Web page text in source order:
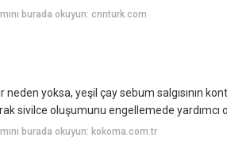
burada okuyun: cnnturk.com
yoksa, yeşil çay sebum salgısının
sivilce oluşumunu engellemede yardımcı
burada okuyun: kokoma.com.tr